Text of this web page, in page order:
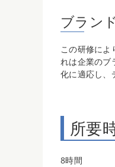
ブラン
この研修によ
れは企業のブ
化に適応し、
所要
8時間